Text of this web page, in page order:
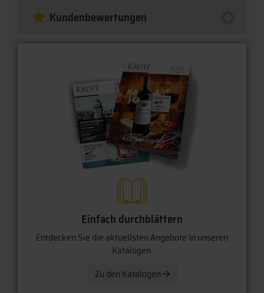
Kundenbewertungen
Einfach durchblättern
Entdecken Sie die aktuellsten Angebote in unseren
Katalogen.
Zu den Katalogen